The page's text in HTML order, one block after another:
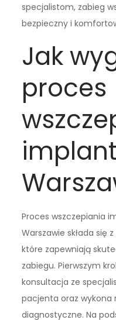
specjalistom, zabieg
bezpieczny i
Jak
proces
Proces wszczepiania
Warszawie składa się
które zapewniają
zabiegu. Pierwszym
konsultacja ze
pacjenta oraz wykona
diagnostyczne. Na